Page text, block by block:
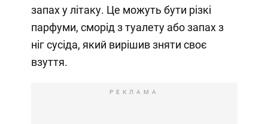
запах у літаку. Це можуть бути різкі
парфуми, сморід з туалету або запах з
ніг сусіда, який вирішив зняти своє
взуття.
РЕКЛАМА